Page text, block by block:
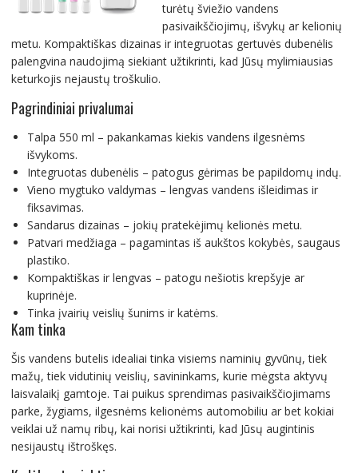
turėtų šviežio vandens
pasivaikščiojimų, išvykų ar kelionių
metu. Kompaktiškas dizainas ir integruotas gertuvės dubenėlis
palengvina naudojimą siekiant užtikrinti, kad Jūsų mylimiausias
keturkojis nejaustų troškulio.
Pagrindiniai privalumai
Talpa 550 ml – pakankamas kiekis vandens ilgesnėms
išvykoms.
Integruotas dubenėlis – patogus gėrimas be papildomų indų.
Vieno mygtuko valdymas – lengvas vandens išleidimas ir
fiksavimas.
Sandarus dizainas – jokių pratekėjimų kelionės metu.
Patvari medžiaga – pagamintas iš aukštos kokybės, saugaus
plastiko.
Kompaktiškas ir lengvas – patogu nešiotis krepšyje ar
kuprinėje.
Tinka įvairių veislių šunims ir katėms.
Kam tinka
Šis vandens butelis idealiai tinka visiems naminių gyvūnų, tiek
mažų, tiek vidutinių veislių, savininkams, kurie mėgsta aktyvų
laisvalaikį gamtoje. Tai puikus sprendimas pasivaikščiojimams
parke, žygiams, ilgesnėms kelionėms automobiliu ar bet kokiai
veiklai už namų ribų, kai norisi užtikrinti, kad Jūsų augintinis
nesijaustų ištroškęs.